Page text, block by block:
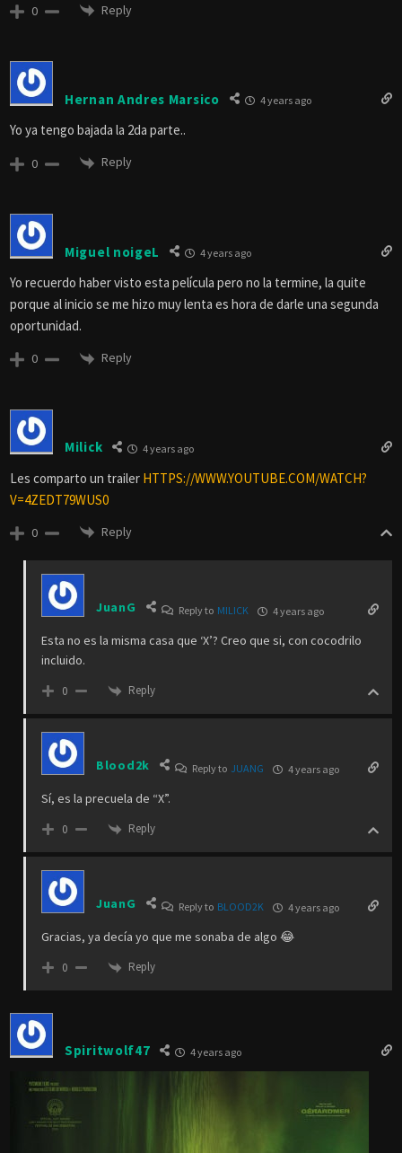
0 Reply
Hernan Andres Marsico 4 years ago
Yo ya tengo bajada la 2da parte..
0 Reply
Miguel noigeL 4 years ago
Yo recuerdo haber visto esta película pero no la termine, la quite
porque al inicio se me hizo muy lenta es hora de darle una segunda
oportunidad.
0 Reply
Milick 4 years ago
Les comparto un trailer HTTPS://WWW.YOUTUBE.COM/WATCH?
V=4ZEDT79WUS0
0 Reply
JuanG Reply to MILICK 4 years ago
Esta no es la misma casa que ‘X’? Creo que si, con cocodrilo
incluido.
0 Reply
Blood2k Reply to JUANG 4 years ago
Sí, es la precuela de “X”.
0 Reply
JuanG Reply to BLOOD2K 4 years ago
Gracias, ya decía yo que me sonaba de algo 😂
0 Reply
Spiritwolf47 4 years ago